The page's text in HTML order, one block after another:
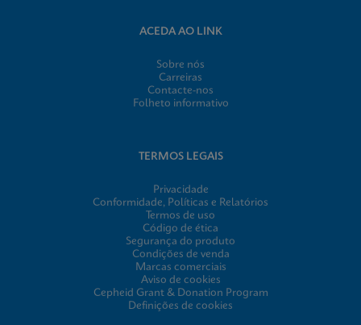
ACEDA AO LINK
Sobre nós
Carreiras
Contacte-nos
Folheto informativo
TERMOS LEGAIS
Privacidade
Conformidade, Políticas e Relatórios
Termos de uso
Código de ética
Segurança do produto
Condições de venda
Marcas comerciais
Aviso de cookies
Cepheid Grant & Donation Program
Definições de cookies